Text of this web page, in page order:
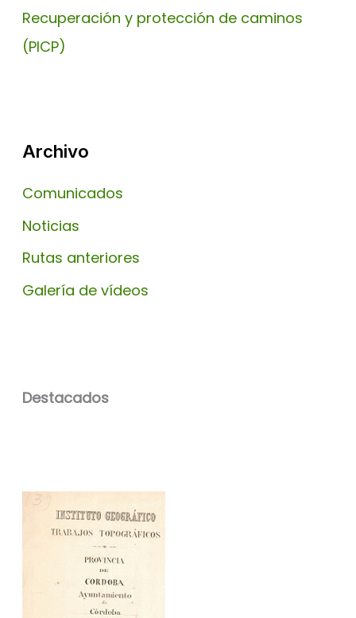
Recuperación y protección de caminos
(PICP)
Archivo
Comunicados
Noticias
Rutas anteriores
Galería de vídeos
Destacados